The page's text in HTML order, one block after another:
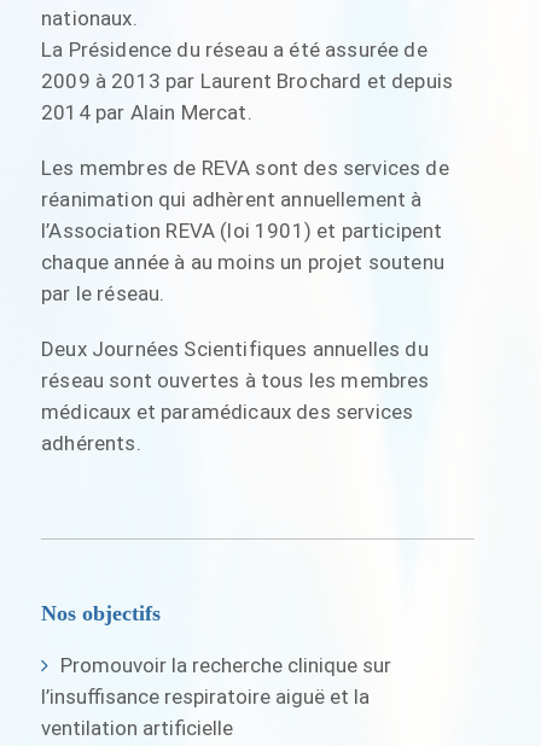
nationaux.
La Présidence du réseau a été assurée de
2009 à 2013 par Laurent Brochard et depuis
2014 par Alain Mercat.
Les membres de REVA sont des services de
réanimation qui adhèrent annuellement à
l’Association REVA (loi 1901) et participent
chaque année à au moins un projet soutenu
par le réseau.
Deux Journées Scientifiques annuelles du
réseau sont ouvertes à tous les membres
médicaux et paramédicaux des services
adhérents.
Nos objectifs
Promouvoir la recherche clinique sur
l’insuffisance respiratoire aiguë et la
ventilation artificielle